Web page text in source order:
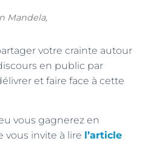
Mandela,
votre crainte autour
en public par
et faire face à cette
vous gagnerez en
vous invite à lire l’article